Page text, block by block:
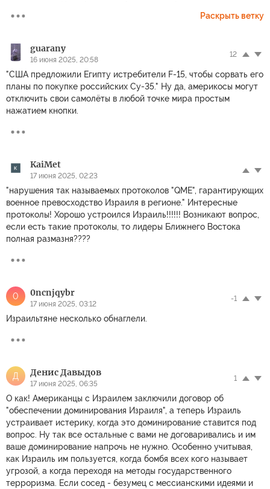
Раскрыть ветку
guarany
16 июня 2025, 20:58
12
"США предложили Египту истребители F-15, чтобы сорвать его
планы по покупке российских Су-35." Ну да, америкосы могут
отключить свои самолёты в любой точке мира простым
нажатием кнопки.
KaiMet
17 июня 2025, 02:23
"нарушения так называемых протоколов "QME", гарантирующих
военное превосходство Израиля в регионе." Интересные
протоколы! Хорошо устроился Израиль!!!!!! Возникают вопрос,
если есть такие протоколы, то лидеры Ближнего Востока
полная размазня????
0 0ncnjqybr
17 июня 2025, 03:12
-1
Израильтяне несколько обнаглели.
Д Денис Давыдов
17 июня 2025, 06:35
1
О как! Американцы с Израилем заключили договор об
"обеспечении доминирования Израиля", а теперь Израиль
устраивает истерику, когда это доминирование ставится под
вопрос. Ну так все остальные с вами не договаривались и им
ваше доминирование напрочь не нужно. Особенно учитывая,
как Израиль им пользуется, когда бомбя всех кого называет
угрозой, а когда переходя на методы государственного
терроризма. Если сосед - безумец с мессианскими идеями и